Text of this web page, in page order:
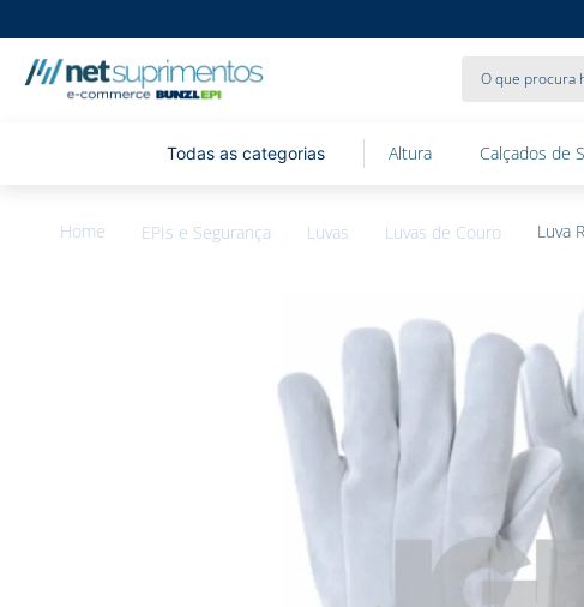
Altura Calçados de
EPIs e Segurança Luvas Luvas de Couro Luva